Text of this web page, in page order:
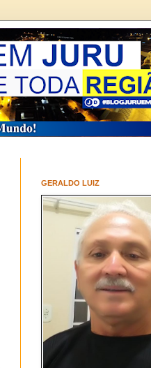
GERALDO LUIZ